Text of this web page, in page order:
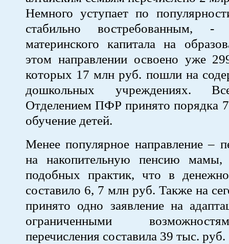
Немного уступает по
стабильно востребованным, -
материнского капитала на
этом направлении освоено уже
которых 17 млн руб. пошли на
дошкольных учреждениях.
Отделением ПФР принято порядка
обучение детей.
Менее популярное направление –
на накопительную пенсию
подобных практик, что в
составило 6, 7 млн руб. Также на
принято одно заявление на
ограниченными
перечисления составила 39 тыс. руб.